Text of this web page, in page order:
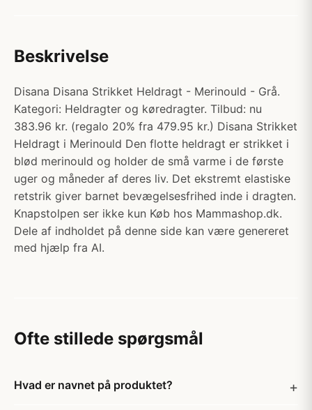
Beskrivelse
Disana Disana Strikket Heldragt - Merinould - Grå.
Kategori: Heldragter og køredragter. Tilbud: nu
383.96 kr. (regalo 20% fra 479.95 kr.) Disana Strikket
Heldragt i Merinould Den flotte heldragt er strikket i
blød merinould og holder de små varme i de første
uger og måneder af deres liv. Det ekstremt elastiske
retstrik giver barnet bevægelsesfrihed inde i dragten.
Knapstolpen ser ikke kun Køb hos Mammashop.dk.
Dele af indholdet på denne side kan være genereret
med hjælp fra AI.
Ofte stillede spørgsmål
Hvad er navnet på produktet?